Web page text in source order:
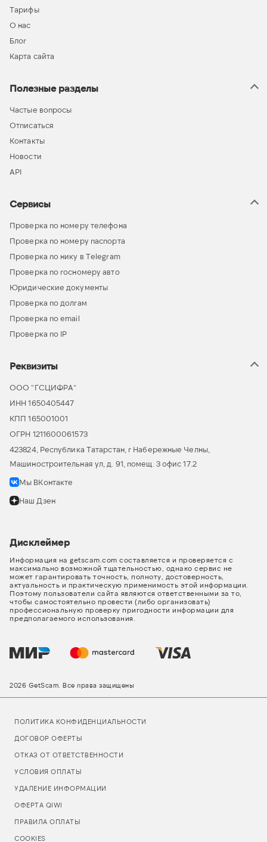
Тарифы
О нас
Блог
Карта сайта
Полезные разделы
Частые вопросы
Отписаться
Контакты
Новости
API
Сервисы
Проверка по номеру телефона
Проверка по номеру паспорта
Проверка по нику в Telegram
Проверка по госномеру авто
Юридические документы
Проверка по долгам
Проверка по email
Проверка по IP
Реквизиты
ООО “ГСЦИФРА”
ИНН 1650405447
КПП 165001001
ОГРН 1211600061573
423824, Республика Татарстан, г Набережные Челны,
Машиностроительная ул, д. 91, помещ. 3 офис 17.2
Мы ВКонтакте
Наш Дзен
Дисклеймер
Информация на getscam.com составляется и проверяется с
максимально возможной тщательностью, однако сервис не
может гарантировать точность, полноту, достоверность,
актуальность и практическую применимость этой информации.
Поэтому пользователи сайта являются ответственными за то,
чтобы самостоятельно провести (либо организовать)
профессиональную проверку пригодности информации для
предполагаемого использования.
2026 GetScam. Все права защищены
ПОЛИТИКА КОНФИДЕНЦИАЛЬНОСТИ
ДОГОВОР ОФЕРТЫ
ОТКАЗ ОТ ОТВЕТСТВЕННОСТИ
УСЛОВИЯ ОПЛАТЫ
УДАЛЕНИЕ ИНФОРМАЦИИ
ОФЕРТА QIWI
ПРАВИЛА ОПЛАТЫ
COOKIES